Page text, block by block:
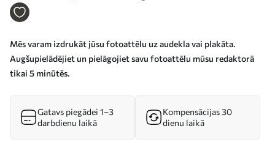
Mēs varam izdrukāt jūsu fotoattēlu uz audekla vai plakāta.
Augšupielādējiet un pielāgojiet savu fotoattēlu mūsu redaktorā
tikai 5 minūtēs.
Gatavs piegādei 1–3
darbdienu laikā
Kompensācijas 30
dienu laikā